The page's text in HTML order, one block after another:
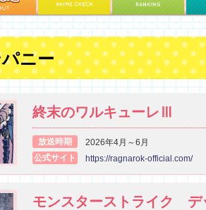
ニー
終末のワルキューレⅢ
放送時期
2026年4月～6月
公式サイト
https://ragnarok-official.com/
モンスターストライク デ